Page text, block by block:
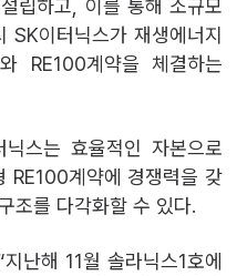
립하고, 이를 통해 소규모
SK이터닉스가 재생에너지
RE100계약을 체결하는
스는 효율적인 자본으로
RE100계약에 경쟁력을 갖
조를 다각화할 수 있다.
난해 11월 솔라닉스1호에